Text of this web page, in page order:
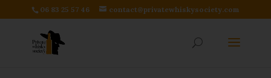
06 83 25 57 46 contact@privatewhiskysociety.com